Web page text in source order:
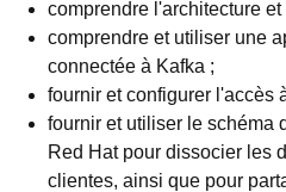
comprendre l'architecture
comprendre et utiliser une
connectée à Kafka ;
fournir et configurer l'accès
fournir et utiliser le schéma
Red Hat pour dissocier les
clientes, ainsi que pour